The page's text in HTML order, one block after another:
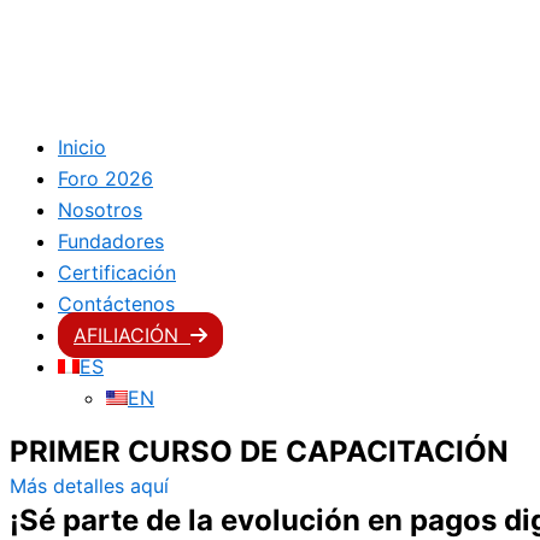
Inicio
Foro 2026
Nosotros
Fundadores
Certificación
Contáctenos
AFILIACIÓN
ES
EN
PRIMER CURSO DE CAPACITACIÓN
Más detalles aquí
¡Sé parte de la evolución en pagos